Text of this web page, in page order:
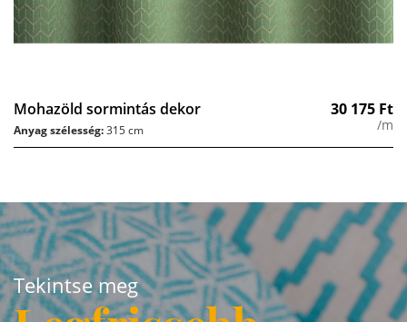
Mohazöld sormintás dekor 30 175 Ft
/m
Anyag szélesség:315 cm
Tekintse meg